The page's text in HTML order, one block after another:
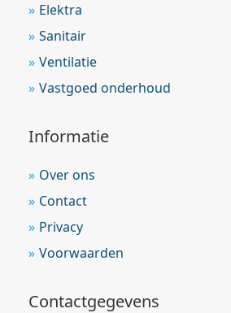
Elektra
Sanitair
Ventilatie
Vastgoed onderhoud
Informatie
Over ons
Contact
Privacy
Voorwaarden
Contactgegevens